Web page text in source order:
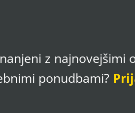
z najnovejšimi
ponudbami?